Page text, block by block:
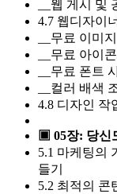
__웹 게시 및
4.7 웹디자이
__무료 이미
__무료 아이
__무료 폰트
__컬러 배색
4.8 디자인 작
▣ 05장: 당신
5.1 마케팅의
들기
5.2 최적의 콘